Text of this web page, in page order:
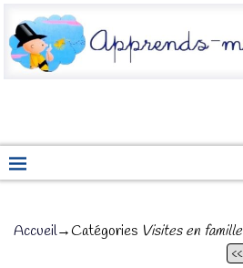
Accueil→Catégories Visites en famille
<<